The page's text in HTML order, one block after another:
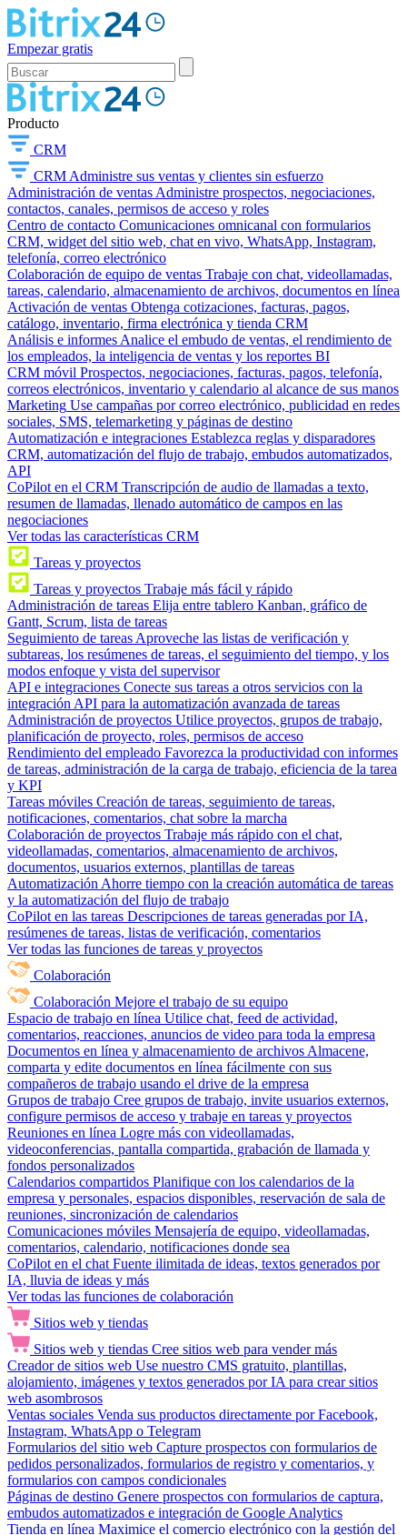
Empezar gratis
Producto
CRM
CRM Administre sus ventas y clientes sin esfuerzo
Administración de ventas Administre prospectos, negociaciones,
contactos, canales, permisos de acceso y roles
Centro de contacto Comunicaciones omnicanal con formularios
CRM, widget del sitio web, chat en vivo, WhatsApp, Instagram,
telefonía, correo electrónico
Colaboración de equipo de ventas Trabaje con chat, videollamadas,
tareas, calendario, almacenamiento de archivos, documentos en línea
Activación de ventas Obtenga cotizaciones, facturas, pagos,
catálogo, inventario, firma electrónica y tienda CRM
Análisis e informes Analice el embudo de ventas, el rendimiento de
los empleados, la inteligencia de ventas y los reportes BI
CRM móvil Prospectos, negociaciones, facturas, pagos, telefonía,
correos electrónicos, inventario y calendario al alcance de sus manos
Marketing Use campañas por correo electrónico, publicidad en redes
sociales, SMS, telemarketing y páginas de destino
Automatización e integraciones Establezca reglas y disparadores
CRM, automatización del flujo de trabajo, embudos automatizados,
API
CoPilot en el CRM Transcripción de audio de llamadas a texto,
resumen de llamadas, llenado automático de campos en las
negociaciones
Ver todas las características CRM
Tareas y proyectos
Tareas y proyectos Trabaje más fácil y rápido
Administración de tareas Elija entre tablero Kanban, gráfico de
Gantt, Scrum, lista de tareas
Seguimiento de tareas Aproveche las listas de verificación y
subtareas, los resúmenes de tareas, el seguimiento del tiempo, y los
modos enfoque y vista del supervisor
API e integraciones Conecte sus tareas a otros servicios con la
integración API para la automatización avanzada de tareas
Administración de proyectos Utilice proyectos, grupos de trabajo,
planificación de proyecto, roles, permisos de acceso
Rendimiento del empleado Favorezca la productividad con informes
de tareas, administración de la carga de trabajo, eficiencia de la tarea
y KPI
Tareas móviles Creación de tareas, seguimiento de tareas,
notificaciones, comentarios, chat sobre la marcha
Colaboración de proyectos Trabaje más rápido con el chat,
videollamadas, comentarios, almacenamiento de archivos,
documentos, usuarios externos, plantillas de tareas
Automatización Ahorre tiempo con la creación automática de tareas
y la automatización del flujo de trabajo
CoPilot en las tareas Descripciones de tareas generadas por IA,
resúmenes de tareas, listas de verificación, comentarios
Ver todas las funciones de tareas y proyectos
Colaboración
Colaboración Mejore el trabajo de su equipo
Espacio de trabajo en línea Utilice chat, feed de actividad,
comentarios, reacciones, anuncios de video para toda la empresa
Documentos en línea y almacenamiento de archivos Almacene,
comparta y edite documentos en línea fácilmente con sus
compañeros de trabajo usando el drive de la empresa
Grupos de trabajo Cree grupos de trabajo, invite usuarios externos,
configure permisos de acceso y trabaje en tareas y proyectos
Reuniones en línea Logre más con videollamadas,
videoconferencias, pantalla compartida, grabación de llamada y
fondos personalizados
Calendarios compartidos Planifique con los calendarios de la
empresa y personales, espacios disponibles, reservación de sala de
reuniones, sincronización de calendarios
Comunicaciones móviles Mensajería de equipo, videollamadas,
comentarios, calendario, notificaciones donde sea
CoPilot en el chat Fuente ilimitada de ideas, textos generados por
IA, lluvia de ideas y más
Ver todas las funciones de colaboración
Sitios web y tiendas
Sitios web y tiendas Cree sitios web para vender más
Creador de sitios web Use nuestro CMS gratuito, plantillas,
alojamiento, imágenes y textos generados por IA para crear sitios
web asombrosos
Ventas sociales Venda sus productos directamente por Facebook,
Instagram, WhatsApp o Telegram
Formularios del sitio web Capture prospectos con formularios de
pedidos personalizados, formularios de registro y comentarios, y
formularios con campos condicionales
Páginas de destino Genere prospectos con formularios de captura,
embudos automatizados e integración de Google Analytics
Tienda en línea Maximice el comercio electrónico con la gestión del